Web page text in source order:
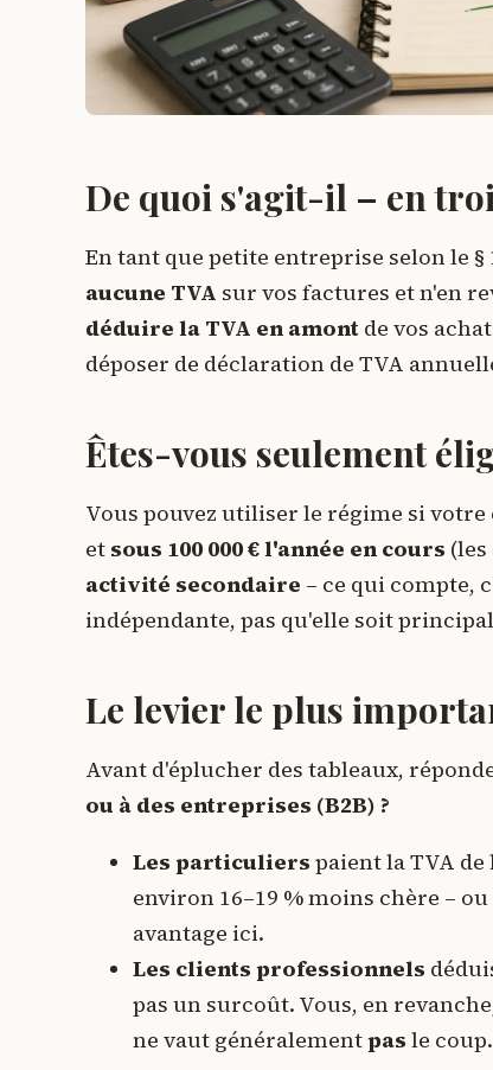
De quoi s'agit-il – en
En tant que petite entreprise selon le §
aucune TVA sur vos factures et n'en
déduire la TVA en amont de vos
déposer de déclaration de TVA
Êtes-vous seulement
Vous pouvez utiliser le régime si
et sous 100 000 € l'année en cours
activité secondaire – ce qui compte,
indépendante, pas qu'elle soit
Le levier le plus
Avant d'éplucher des tableaux,
ou à des entreprises (B2B) ?
Les particuliers paient la TVA
environ 16–19 % moins chère –
avantage ici.
Les clients professionnels
pas un surcoût. Vous, en
ne vaut généralementpas le coup.